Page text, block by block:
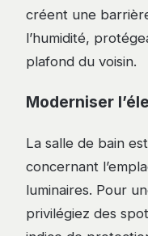
créent une
l’humidité,
plafond du voisin.
Moderniser
La salle de bain
concernant
luminaires. Pour
privilégiez des